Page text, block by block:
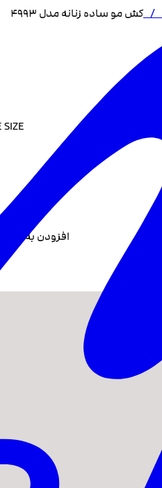
/ کش مو ساده زنانه مدل 4993
SIZE
افزودن به